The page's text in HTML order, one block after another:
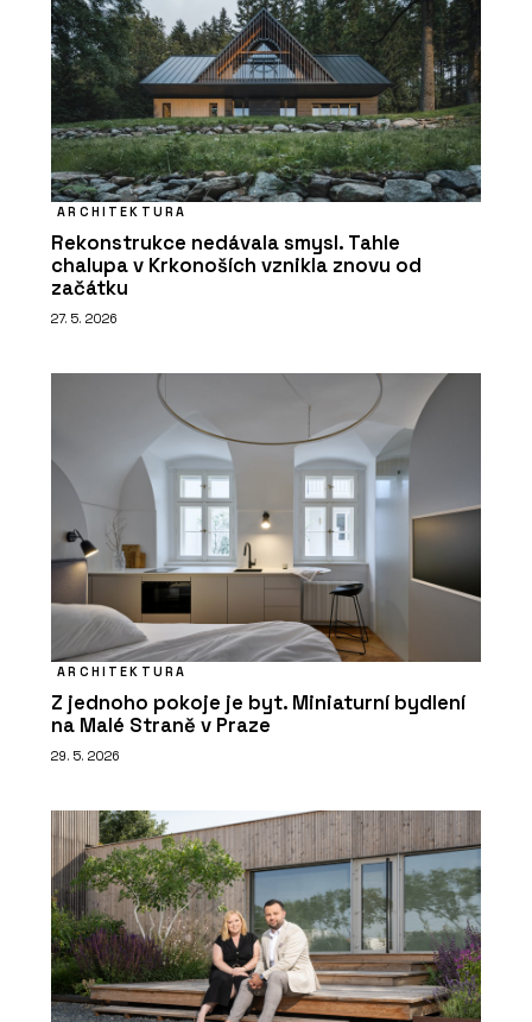
ARCHITEKTURA
Rekonstrukce nedávala smysl. Tahle
chalupa v Krkonoších vznikla znovu od
začátku
27. 5. 2026
ARCHITEKTURA
Z jednoho pokoje je byt. Miniaturní bydlení
na Malé Straně v Praze
29. 5. 2026